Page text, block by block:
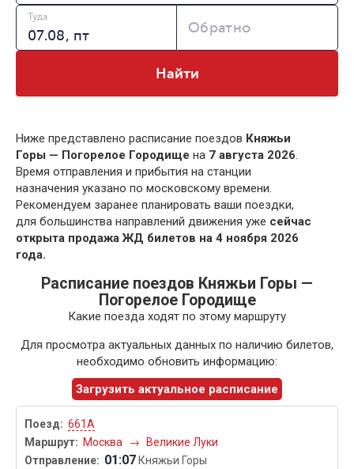
Туда
Обратно
Найти
Ниже представлено расписание поездов Княжьи
Горы — Погорелое Городище на 7 августа 2026.
Время отправления и прибытия на станции
назначения указано по московскому времени.
Рекомендуем заранее планировать ваши поездки,
для большинства направлений движения уже сейчас
открыта продажа ЖД билетов на 4 ноября 2026
года.
Расписание поездов Княжьи Горы —
Погорелое Городище
Какие поезда ходят по этому маршруту
Для просмотра актуальных данных по наличию билетов,
необходимо обновить информацию:
Загрузить актуальное расписание
661А
Москва
→ Великие Луки
01:07 Княжьи Горы